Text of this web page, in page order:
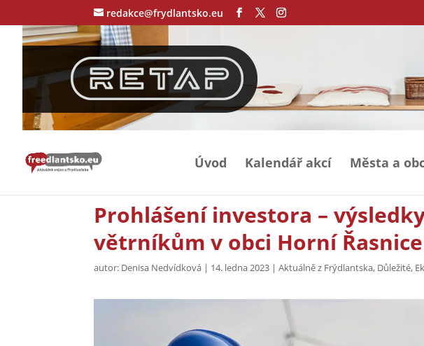
redakce@frydlantsko.eu
Úvod Kalendář akcí Města a
Prohlášení investora –
větrníkům v obci Horní Řasnice
autor: Denisa Nedvídková | 14. ledna 2023 |Aktuálně z Frýdlantska, Důležité,